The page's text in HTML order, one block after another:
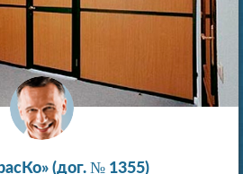
(дог. № 1355)